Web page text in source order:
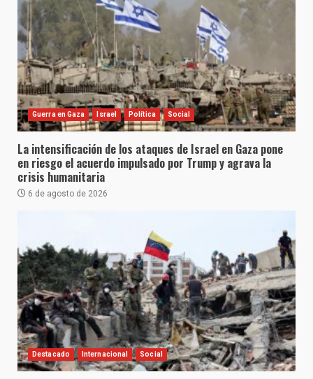
Guerra en Gaza Israel Política Social
La intensificación de los ataques de Israel en Gaza pone
en riesgo el acuerdo impulsado por Trump y agrava la
crisis humanitaria
6 de agosto de 2026
Destacado Internacional Social